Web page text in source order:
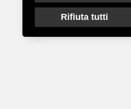
Rifiuta tutti